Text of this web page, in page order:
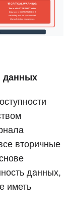
данных
вторичные
данных,
иметь